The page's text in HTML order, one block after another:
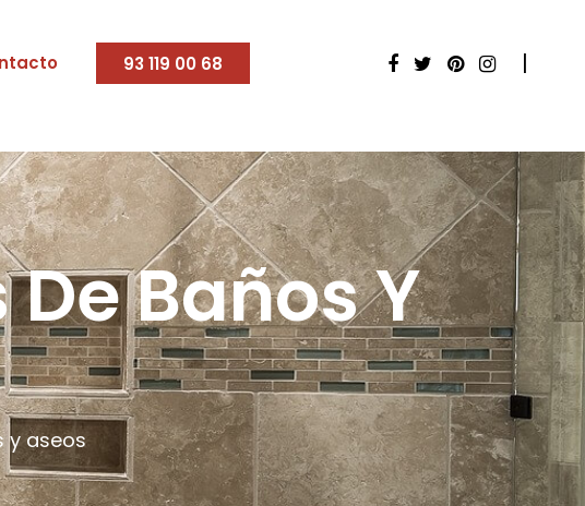
93 119 00 68
Baños Y
y aseos